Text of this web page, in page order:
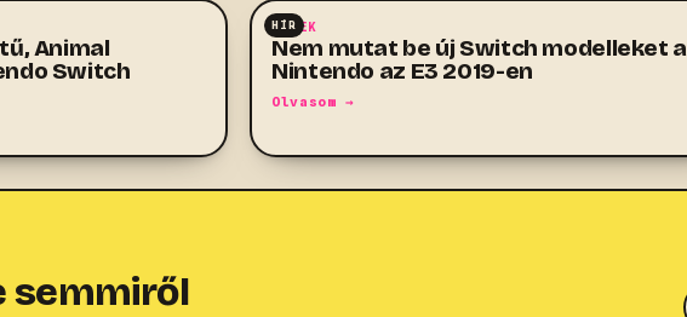
Animal
Switch
HÍR
HÍREK
Nem mutat be új Switch modelleket a
Nintendo az E3 2019-en
Olvasom →
semmiről